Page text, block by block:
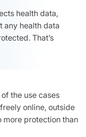
health data,
any health data
That’s
the use cases
online, outside
more protection than